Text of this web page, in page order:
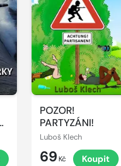
POZOR!
PARTYZÁNI!
Luboš Klech
69 Kč Koupit